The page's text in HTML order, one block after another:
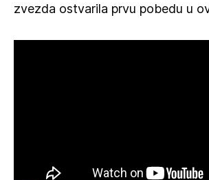
zvezda ostvarila prvu pobedu u